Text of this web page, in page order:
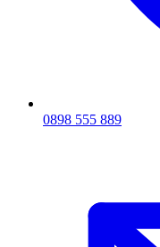
0898 555 889